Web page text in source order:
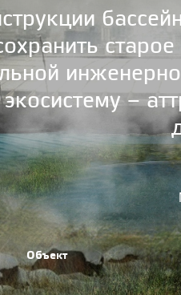
–
Объект